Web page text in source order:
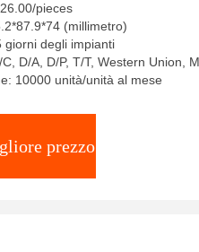
pieces
(millimetro)
giorni degli impianti
D/A, D/P, T/T, Western Union,
10000 unità/unità al mese
prezzo